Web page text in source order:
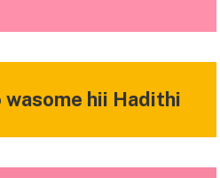
wasome hii Hadithi